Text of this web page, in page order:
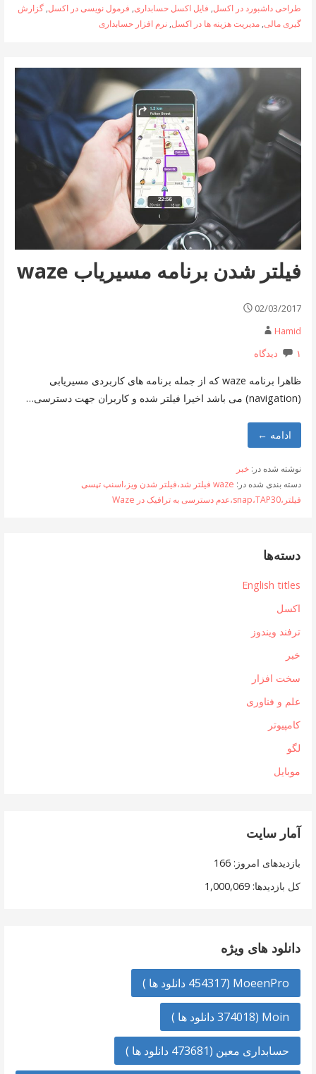
طراحی داشبورد در اکسل, فایل اکسل حسابداری, فرمول نویسی در اکسل, گزارش
گیری مالی, مدیریت هزینه ها در اکسل, نرم افزار حسابداری
فیلتر شدن برنامه مسیریاب waze
02/03/2017
Hamid
۱ دیدگاه
ظاهرا برنامه waze که از جمله برنامه های کاربردی مسیریابی
(navigation) می باشد اخیرا فیلتر شده و کاربران جهت دسترسی…
ادامه ←
نوشته شده در: خبر
دسته بندی شده در:
waze فیلتر شد،فیلتر شدن ویز،اسنپ تپسی
فیلتر،snap،TAP30،عدم دسترسی به ترافیک در Waze
دسته‌ها
English titles
اکسل
ترفند ویندوز
خبر
سخت افزار
علم و فناوری
کامپیوتر
لگو
موبایل
آمار سایت
بازدیدهای امروز:166
کل بازدیدها:1,000,069
دانلود های ویژه
MoeenPro (454317 دانلود ها )
Moin (374018 دانلود ها )
حسابداری معین (473681 دانلود ها )